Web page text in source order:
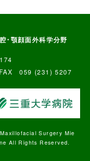
顎顔面外科学分野
059 (231) 5207
Surgery Mie
All Rights Reserved.